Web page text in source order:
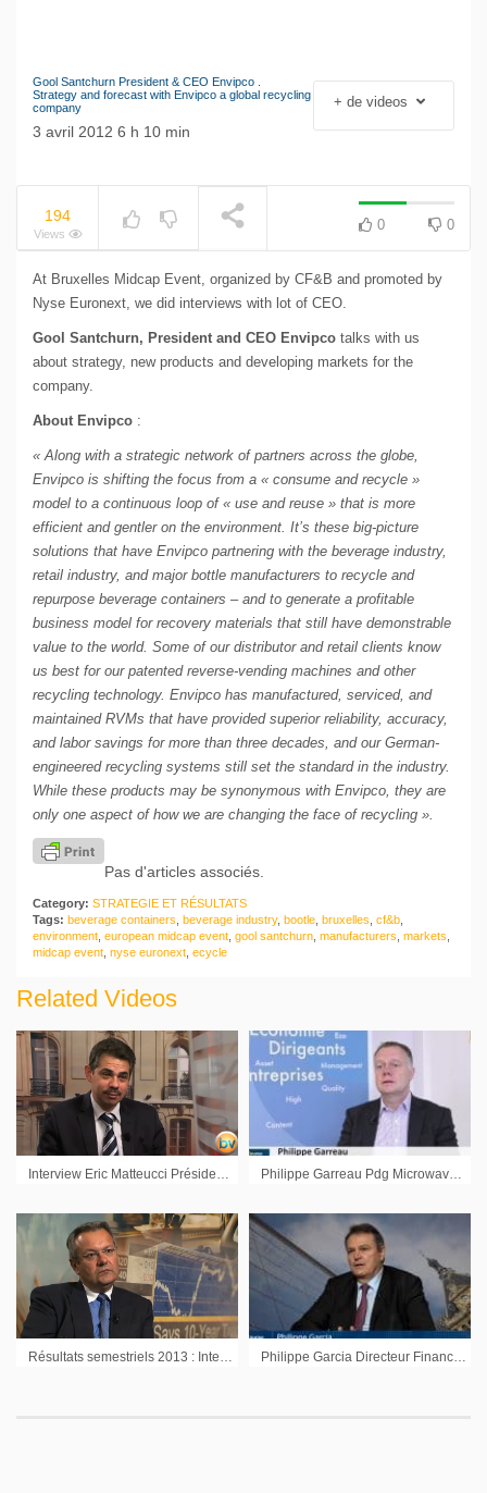
NOW PLAYING
Le séisme industriel
Gool Santchurn President & CEO Envipco .
Strategy and forecast with Envipco a global recycling
company
3 avril 2012 6 h 10 min
+ de videos
194
Views
0 0
At Bruxelles Midcap Event, organized by CF&B and promoted by
Nyse Euronext, we did interviews with lot of CEO.
Gool Santchurn, President and CEO Envipco talks with us
about strategy, new products and developing markets for the
company.
About Envipco :
« Along with a strategic network of partners across the globe,
Envipco is shifting the focus from a « consume and recycle »
model to a continuous loop of « use and reuse » that is more
efficient and gentler on the environment. It’s these big-picture
solutions that have Envipco partnering with the beverage industry,
retail industry, and major bottle manufacturers to recycle and
repurpose beverage containers – and to generate a profitable
business model for recovery materials that still have demonstrable
value to the world. Some of our distributor and retail clients know
us best for our patented reverse-vending machines and other
recycling technology. Envipco has manufactured, serviced, and
maintained RVMs that have provided superior reliability, accuracy,
and labor savings for more than three decades, and our German-
engineered recycling systems still set the standard in the industry.
While these products may be synonymous with Envipco, they are
only one aspect of how we are changing the face of recycling ».
Pas d'articles associés.
Category: STRATEGIE ET RÉSULTATS
Tags: beverage containers beverage industry, bootle bruxelles cf&b
environment european midcap event gool santchurn manufacturers markets
midcap event nyse euronext ecycle
Related Videos
Interview Eric Matteucci Président du Directoire SII Philippe Garreau Pdg Microwave Vision Group : « Le marché de demain c’est aussi la génération d’ondes »